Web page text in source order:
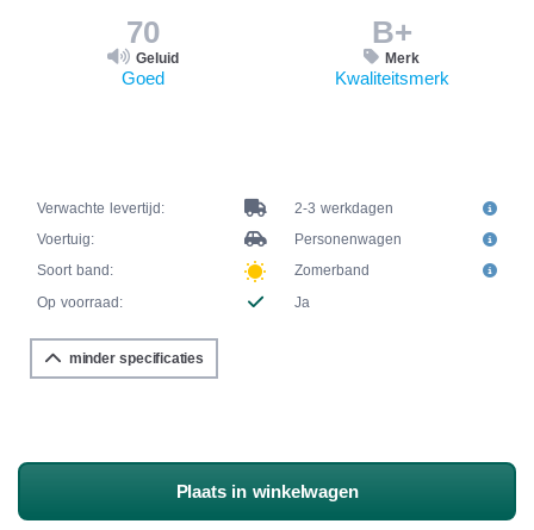
70
Geluid
Goed
B+
Merk
Kwaliteitsmerk
Verwachte levertijd:
2-3 werkdagen
Voertuig:
Personenwagen
Soort band:
Zomerband
Op voorraad:
Ja
minder specificaties
Plaats in winkelwagen